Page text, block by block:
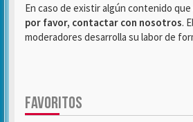
En caso de existir algún contenido
por favor, contactar con nosotros.
moderadores desarrolla su labor de
FAVORITOS